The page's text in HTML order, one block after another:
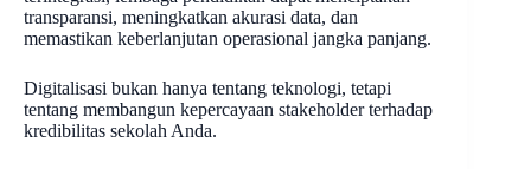
transparansi, meningkatkan akurasi data, dan
memastikan keberlanjutan operasional jangka panjang.
Digitalisasi bukan hanya tentang teknologi, tetapi
tentang membangun kepercayaan stakeholder terhadap
kredibilitas sekolah Anda.